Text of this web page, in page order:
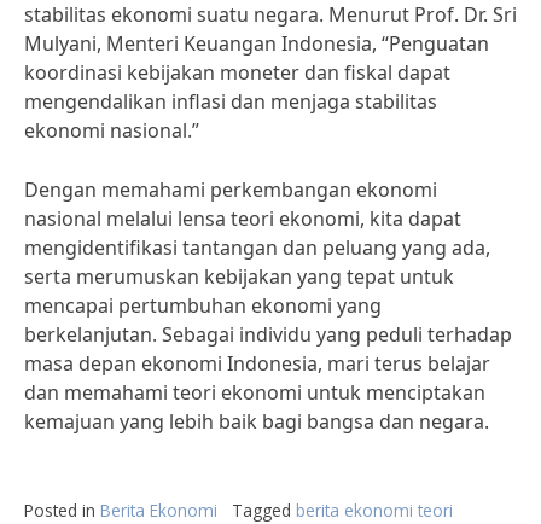
stabilitas ekonomi suatu negara. Menurut Prof. Dr. Sri
Mulyani, Menteri Keuangan Indonesia, “Penguatan
koordinasi kebijakan moneter dan fiskal dapat
mengendalikan inflasi dan menjaga stabilitas
ekonomi nasional.”
Dengan memahami perkembangan ekonomi
nasional melalui lensa teori ekonomi, kita dapat
mengidentifikasi tantangan dan peluang yang ada,
serta merumuskan kebijakan yang tepat untuk
mencapai pertumbuhan ekonomi yang
berkelanjutan. Sebagai individu yang peduli terhadap
masa depan ekonomi Indonesia, mari terus belajar
dan memahami teori ekonomi untuk menciptakan
kemajuan yang lebih baik bagi bangsa dan negara.
Posted in Berita Ekonomi Tagged berita ekonomi teori